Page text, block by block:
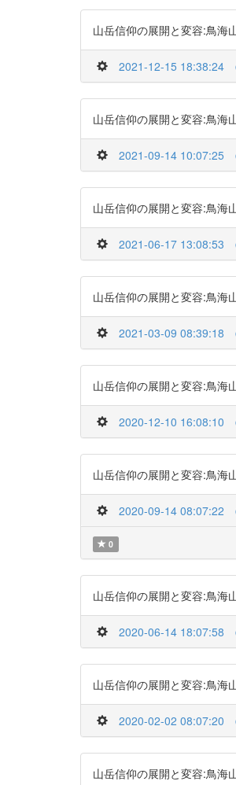
山岳信仰の展開と変容:鳥海
2021-12-15 18:38:24
山岳信仰の展開と変容:鳥海
2021-09-14 10:07:25
山岳信仰の展開と変容:鳥海
2021-06-17 13:08:53
山岳信仰の展開と変容:鳥海
2021-03-09 08:39:18
山岳信仰の展開と変容:鳥海
2020-12-10 16:08:10
山岳信仰の展開と変容:鳥海
2020-09-14 08:07:22
0
山岳信仰の展開と変容:鳥海
2020-06-14 18:07:58
山岳信仰の展開と変容:鳥海
2020-02-02 08:07:20
山岳信仰の展開と変容:鳥海